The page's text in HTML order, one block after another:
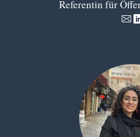
Referentin für